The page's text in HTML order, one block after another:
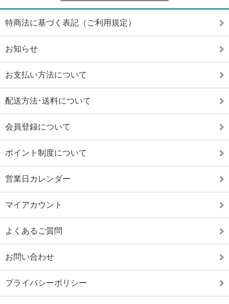
特商法に基づく表記（ご利用規定）
お知らせ
お支払い方法について
配送方法･送料について
会員登録について
ポイント制度について
営業日カレンダー
マイアカウント
よくあるご質問
お問い合わせ
プライバシーポリシー